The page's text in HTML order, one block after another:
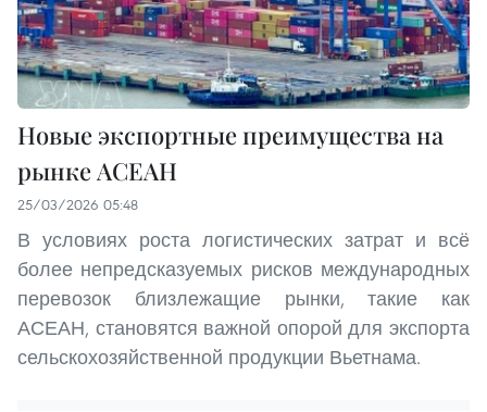
Новые экспортные преимущества на
рынке АСЕАН
25/03/2026 05:48
В условиях роста логистических затрат и всё
более непредсказуемых рисков международных
перевозок близлежащие рынки, такие как
АСЕАН, становятся важной опорой для экспорта
сельскохозяйственной продукции Вьетнама.